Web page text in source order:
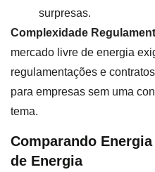
surpresas.
Complexidade
mercado livre de energia
regulamentações e
para empresas sem uma
tema.
Comparando
de Energia